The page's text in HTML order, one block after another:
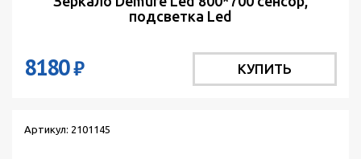
подсветка Led
8180₽ КУПИТЬ
Артикул: 2101145